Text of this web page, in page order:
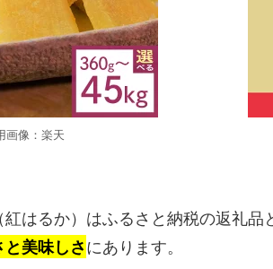
画像：楽天
はるか）はふるさと納税の返礼品
美味しさにあります。